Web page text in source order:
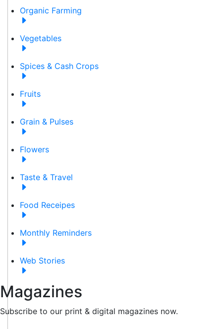
Organic Farming
Vegetables
Spices & Cash Crops
Fruits
Grain & Pulses
Flowers
Taste & Travel
Food Receipes
Monthly Reminders
Web Stories
Magazines
Subscribe to our print & digital magazines now.